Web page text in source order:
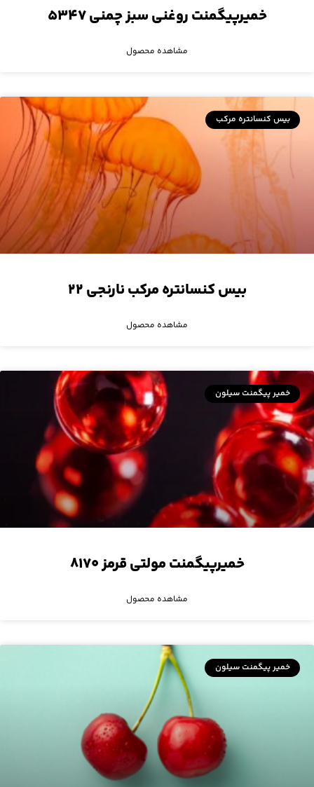
خمیرپیگمنت روغنی سبز چمنی ۵۳۴۷
مشاهده محصول
بیس کنسانتره مرکب
بیس کنسانتره مرکب نارنجی ۲۲
مشاهده محصول
خمیر پیگمنت سیلون
خمیرپیگمنت مولتی قرمز ۸۱۷۰
مشاهده محصول
خمیر پیگمنت سیلون